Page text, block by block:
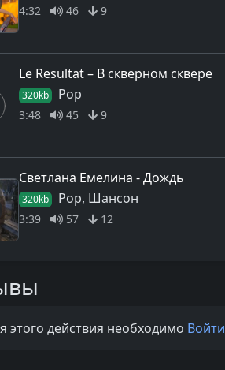
4:32 46 9
Le Resultat – В скверном сквере
320kb Pop
3:48 45 9
Светлана Емелина - Дождь
320kb Pop, Шансон
3:39 57 12
этого действия необходимо Войти